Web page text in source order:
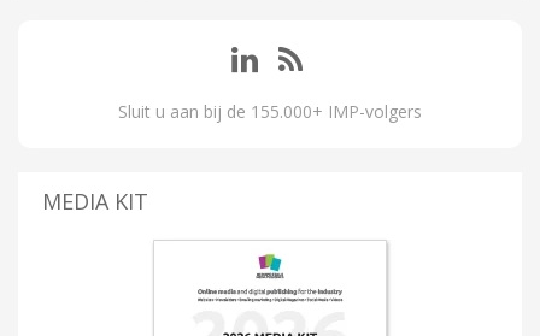
Sluit u aan bij de 155.000+ IMP-volgers
MEDIA KIT